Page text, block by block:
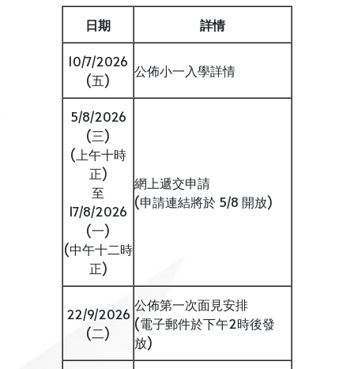
日期
詳情
10/7/2026
(五)
公佈小一入學詳情
5/8/2026
(三)
(上午十時
正)
至
17/8/2026
(一)
(中午十二時
正)
網上遞交申請
(申請連結將於 5/8 開放)
22/9/2026
(二)
公佈第一次面見安排
(電子郵件於下午2時後發
放)